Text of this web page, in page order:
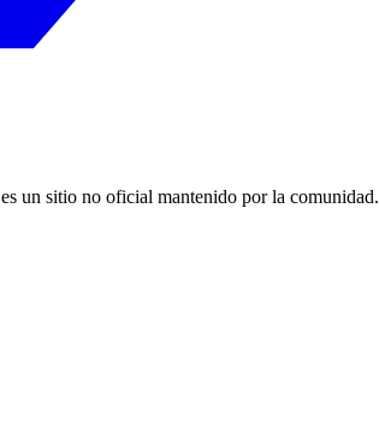
un sitio no oficial mantenido por la comunidad.